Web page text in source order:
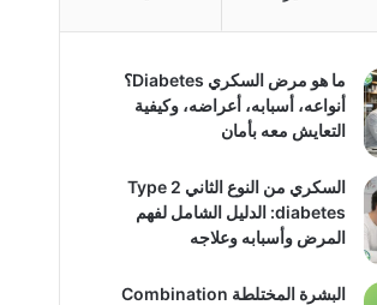
ما هو مرض السكري Diabetes؟
أنواعه، أسبابه، أعراضه، وكيفية
التعايش معه بأمان
السكري من النوع الثاني Type 2
diabetes: الدليل الشامل لفهم
المرض وأسبابه وعلاجه
البشرة المختلطة Combination